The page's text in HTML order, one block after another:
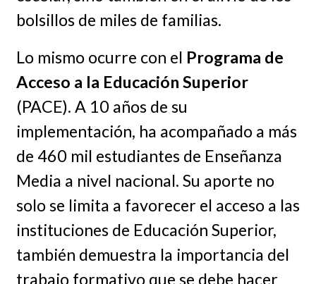
bolsillos de miles de familias.
Lo mismo ocurre con el Programa de
Acceso a la Educación Superior
(PACE). A 10 años de su
implementación, ha acompañado a más
de 460 mil estudiantes de Enseñanza
Media a nivel nacional. Su aporte no
solo se limita a favorecer el acceso a las
instituciones de Educación Superior,
también demuestra la importancia del
trabajo formativo que se debe hacer